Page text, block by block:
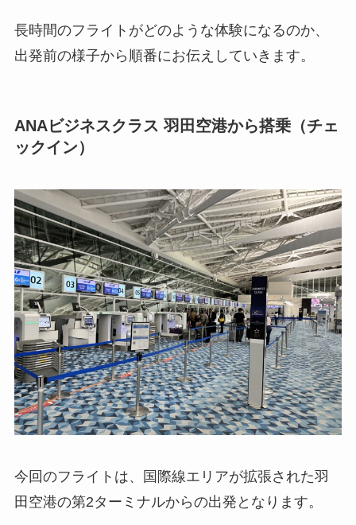
長時間のフライトがどのような体験になるのか、
出発前の様子から順番にお伝えしていきます。
ANAビジネスクラス 羽田空港から搭乗（チェ
ックイン）
今回のフライトは、国際線エリアが拡張された羽
田空港の第2ターミナルからの出発となります。